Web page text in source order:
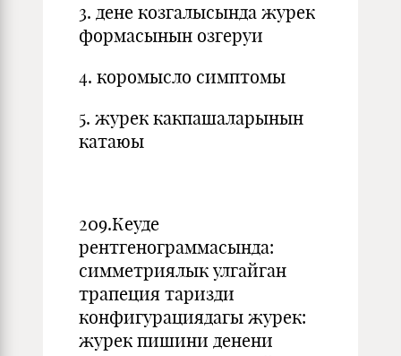
3. дене козгалысында журек
формасынын озгеруи
4. коромысло симптомы
5. журек какпашаларынын
катаюы
209.Кеуде
рентгенограммасында:
симметриялык улгайган
трапеция таризди
конфигурациядагы журек:
журек пишини денени